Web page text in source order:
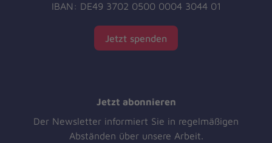
IBAN: DE49 3702 0500 0004 3044 01
Jetzt spenden
Jetzt abonnieren
Der Newsletter informiert Sie in regelmäßigen
Abständen über unsere Arbeit.